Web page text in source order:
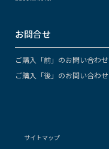
お問合せ
ご購入「前」のお問い合わせ
ご購入「後」のお問い合わせ
サイトマップ